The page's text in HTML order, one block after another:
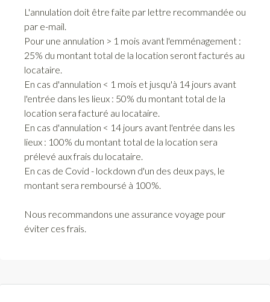
L'annulation doit être faite par lettre recommandée ou
par e-mail.
Pour une annulation > 1 mois avant l'emménagement :
25% du montant total de la location seront facturés au
locataire.
En cas d'annulation < 1 mois et jusqu'à 14 jours avant
l'entrée dans les lieux : 50% du montant total de la
location sera facturé au locataire.
En cas d'annulation < 14 jours avant l'entrée dans les
lieux : 100% du montant total de la location sera
prélevé aux frais du locataire.
En cas de Covid - lockdown d'un des deux pays, le
montant sera remboursé à 100%.
Nous recommandons une assurance voyage pour
éviter ces frais.